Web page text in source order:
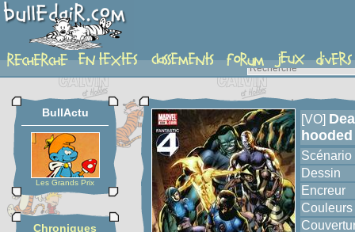
album
BullActu
Les Grands Prix
Chroniques
[VO]
Scénario
Dessin
Encreur
Couleurs